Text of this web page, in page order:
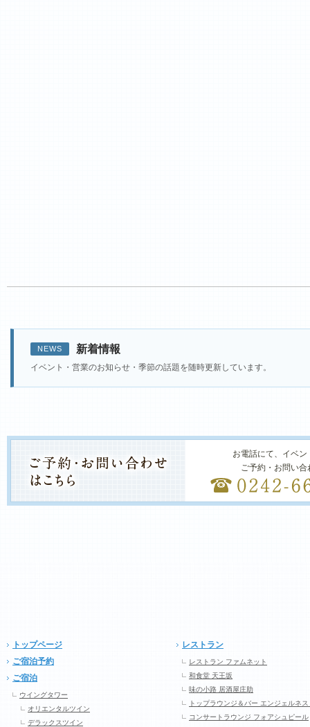
NEWS 新着情報
イベント・営業のお知らせ・季節の話題を随時更新しています。
お電話にて、イベ
ご予約・お問い
トップページ
ご宿泊予約
ご宿泊
ウイングタワー
オリエンタルツイン
デラックスツイン
レストラン
レストラン ファムネット
和食堂 天王坂
味の小路 居酒屋庄助
トップラウンジ＆バー エンジェルネス
コンサートラウンジ フォアシュピール